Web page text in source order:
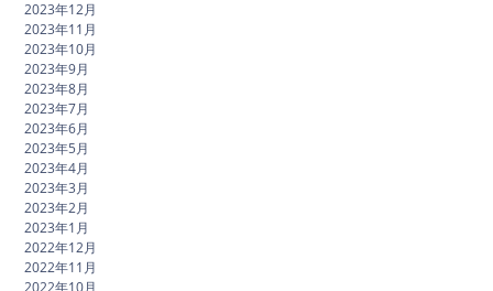
2023年12月
2023年11月
2023年10月
2023年9月
2023年8月
2023年7月
2023年6月
2023年5月
2023年4月
2023年3月
2023年2月
2023年1月
2022年12月
2022年11月
2022年10月